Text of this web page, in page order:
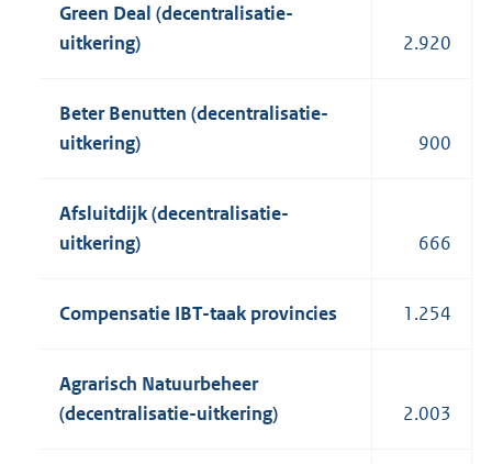
Green Deal (decentralisatie-
uitkering)
2.920
Beter Benutten (decentralisatie-
uitkering)
900
Afsluitdijk (decentralisatie-
uitkering)
666
Compensatie IBT-taak provincies 1.254
Agrarisch Natuurbeheer
(decentralisatie-uitkering)
2.003